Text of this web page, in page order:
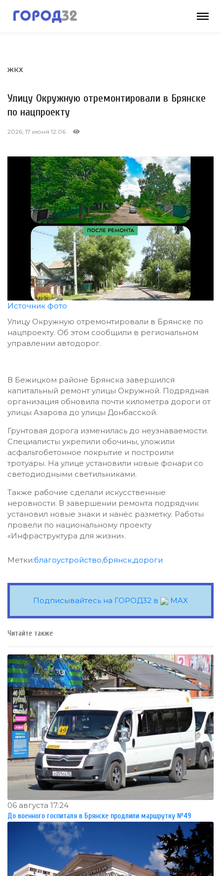
ЖКХ
Улицу Окружную отремонтировали в Брянске
по нацпроекту
2026, 17 июня 12:06
Источник фото
Улицу Окружную отремонтировали в Брянске по
нацпроекту. Об этом сообщили в региональном
управлении автодорог.
В Бежицком районе Брянска завершился
капитальный ремонт улицы Окружной. Подрядная
организация обновила почти километра дороги от
улицы Азарова до улицы Донбасской.
Грунтовая дорога изменилась до неузнаваемости.
Специалисты укрепили обочины, уложили
асфальтобетонное покрытие и построили
тротуары. На улице установили новые фонари со
светодиодными светильниками.
Также рабочие сделали искусственные
неровности. В завершении ремонта подрядчик
установил новые знаки и нанёс разметку. Работы
провели по национальному проекту
«Инфраструктура для жизни».
Метки:благоустройство,брянск,дороги
Подписывайтесь на ГОРОД32 в MAX
Читайте также
06 августа 17:24
До военного госпиталя в Брянске продлили маршрутку №49